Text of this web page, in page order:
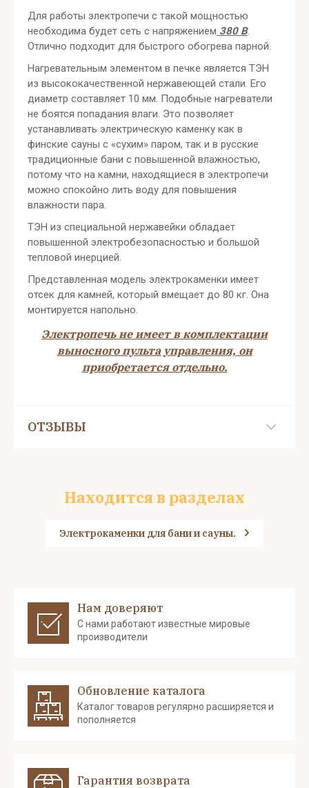
Для работы электропечи с такой мощностью
необходима будет сеть с напряжением 380 В.
Отлично подходит для быстрого обогрева парной.
Нагревательным элементом в печке является ТЭН
из высококачественной нержавеющей стали. Его
диаметр составляет 10 мм. Подобные нагреватели
не боятся попадания влаги. Это позволяет
устанавливать электрическую каменку как в
финские сауны с «сухим» паром, так и в русские
традиционные бани с повышенной влажностью,
потому что на камни, находящиеся в электропечи
можно спокойно лить воду для повышения
влажности пара.
ТЭН из специальной нержавейки обладает
повышенной электробезопасностью и большой
тепловой инерцией.
Представленная модель электрокаменки имеет
отсек для камней, который вмещает до 80 кг. Она
монтируется напольно.
Электропечь не имеет в комплектации
выносного пульта управления, он
приобретается отдельно.
ОТЗЫВЫ
Находится в разделах
Электрокаменки для бани и сауны.
Нам доверяют
С нами работают известные мировые
производители
Обновление каталога
Каталог товаров регулярно расширяется и
пополняется
Гарантия возврата